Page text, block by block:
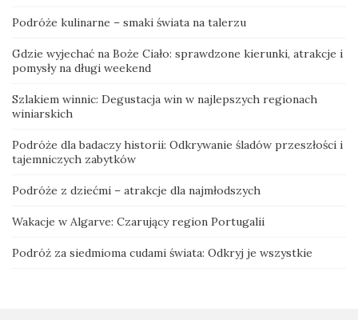
Podróże kulinarne – smaki świata na talerzu
Gdzie wyjechać na Boże Ciało: sprawdzone kierunki, atrakcje i
pomysły na długi weekend
Szlakiem winnic: Degustacja win w najlepszych regionach
winiarskich
Podróże dla badaczy historii: Odkrywanie śladów przeszłości i
tajemniczych zabytków
Podróże z dziećmi – atrakcje dla najmłodszych
Wakacje w Algarve: Czarujący region Portugalii
Podróż za siedmioma cudami świata: Odkryj je wszystkie